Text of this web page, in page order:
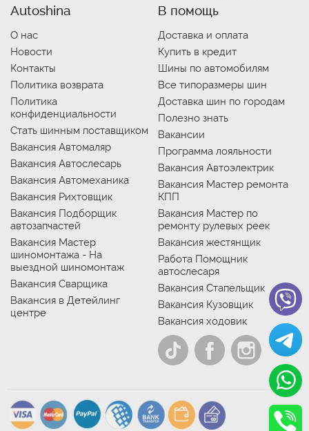
Autoshina
О нас
Новости
Контакты
Политика возврата
Политика
конфиденциальности
Стать шинным поставщиком
Вакансия Автомаляр
Вакансия Автослесарь
Вакансия Автомеханика
Вакансия Рихтовщик
Вакансия Подборщик
автозапчастей
Вакансия Мастер
шиномонтажа - На
выездной шиномонтаж
Вакансия Сварщика
Вакансия в Детейлинг
центре
В помощь
Доставка и оплата
Купить в кредит
Шины по автомобилям
Все типоразмеры шин
Доставка шин по городам
Полезно знать
Вакансии
Программа лояльности
Вакансия Автоэлектрик
Вакансия Мастер ремонта
КПП
Вакансия Мастер по
ремонту рулевых реек
Вакансия жестянщик
Работа Помощник
автослесаря
Вакансия Стапельщик
Вакансия Кузовщик
Вакансия ходовик